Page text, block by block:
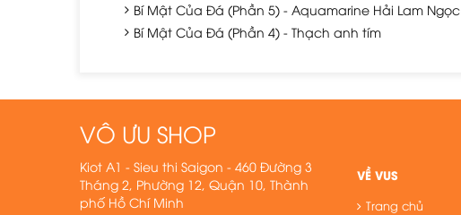
Bí Mật Của Đá (Phần 5) - Aquamarine Hải Lam Ngọc
Bí Mật Của Đá (Phần 4) - Thạch anh tím
VÔ ƯU SHOP
Kiot A1 - Sieu thi Saigon - 460 Đường 3
Tháng 2, Phường 12, Quận 10, Thành
phố Hồ Chí Minh
VỀ VUS
Trang chủ